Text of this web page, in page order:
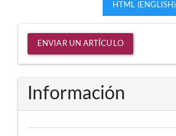
HTML (ENGLISH)
Enviar
un
ENVIAR UN ARTÍCULO
Información